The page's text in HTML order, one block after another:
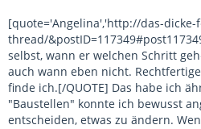
[quote='Angelina','http://das-
thread/
selbst, wann er welchen Schritt
auch wann eben nicht.
finde ich.[/QUOTE] Das habe ich
"Baustellen" konnte ich bewusst
entscheiden, etwas zu ändern.